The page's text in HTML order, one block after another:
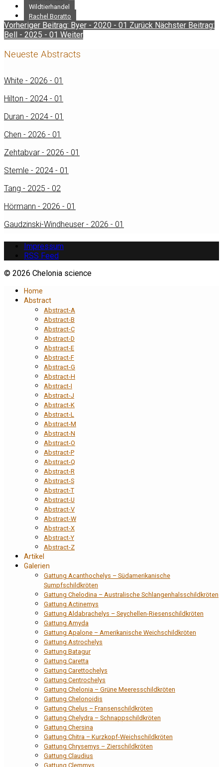
Wildtierhandel
Rachel Boratto
Vorheriger Beitrag: Byer - 2020 - 01 Zurück Nächster Beitrag:
Bell - 2025 - 01 Weiter
Neueste Abstracts
White - 2026 - 01
Hilton - 2024 - 01
Duran - 2024 - 01
Chen - 2026 - 01
Zehtabvar - 2026 - 01
Stemle - 2024 - 01
Tang - 2025 - 02
Hörmann - 2026 - 01
Gaudzinski-Windheuser - 2026 - 01
Impressum
RSS Feed
© 2026 Chelonia science
Home
Abstract
Abstract-A
Abstract-B
Abstract-C
Abstract-D
Abstract-E
Abstract-F
Abstract-G
Abstract-H
Abstract-I
Abstract-J
Abstract-K
Abstract-L
Abstract-M
Abstract-N
Abstract-O
Abstract-P
Abstract-Q
Abstract-R
Abstract-S
Abstract-T
Abstract-U
Abstract-V
Abstract-W
Abstract-X
Abstract-Y
Abstract-Z
Artikel
Galerien
Gattung Acanthochelys – Südamerikanische
Sumpfschildkröten
Gattung Chelodina – Australische Schlangenhalsschildkröten
Gattung Actinemys
Gattung Aldabrachelys – Seychellen-Riesenschildkröten
Gattung Amyda
Gattung Apalone – Amerikanische Weichschildkröten
Gattung Astrochelys
Gattung Batagur
Gattung Caretta
Gattung Carettochelys
Gattung Centrochelys
Gattung Chelonia – Grüne Meeresschildkröten
Gattung Chelonoidis
Gattung Chelus – Fransenschildkröten
Gattung Chelydra – Schnappschildkröten
Gattung Chersina
Gattung Chitra – Kurzkopf-Weichschildkröten
Gattung Chrysemys – Zierschildkröten
Gattung Claudius
Gattung Clemmys